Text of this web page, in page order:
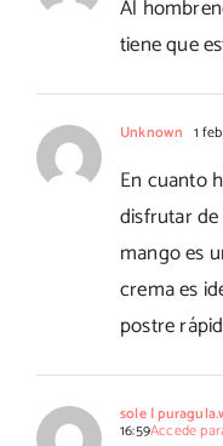
Al
tiene que
Unknown 1
En cuanto
disfrutar
mango es
crema es
postre
sole |
16:59Accede